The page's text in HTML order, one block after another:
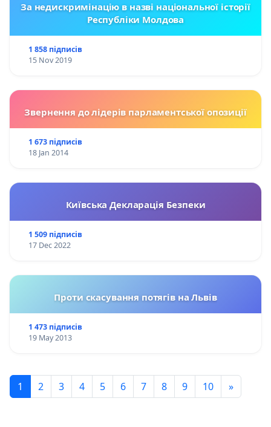
За недискримінацію в назві національної історії
Республіки Молдова
1 858 підписів
15 Nov 2019
Звернення до лідерів парламентської опозиції
1 673 підписів
18 Jan 2014
Київська Декларація Безпеки
1 509 підписів
17 Dec 2022
Проти скасування потягів на Львів
1 473 підписів
19 May 2013
1 2 3 4 5 6 7 8 9 10 »